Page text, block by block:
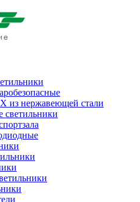
из нержавеющей стали